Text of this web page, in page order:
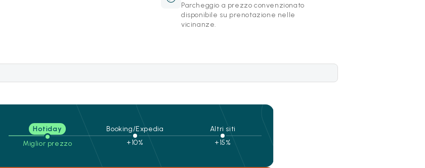
Parcheggio a prezzo convenzionato
disponibile su prenotazione nelle
vicinanze.
Hotiday
Miglior prezzo
Booking/Expedia
+10%
Altri siti
+15%